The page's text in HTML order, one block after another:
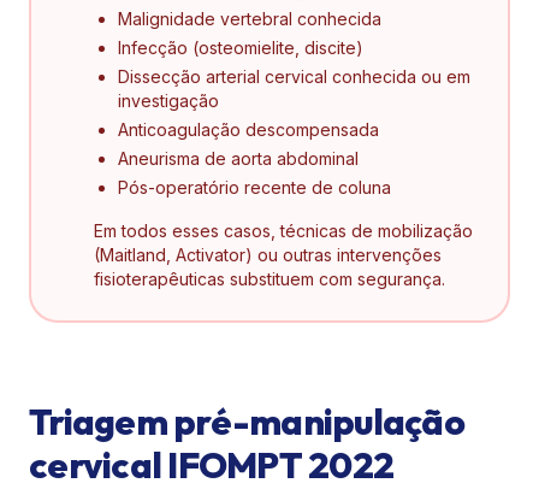
Malignidade vertebral conhecida
Infecção (osteomielite, discite)
Dissecção arterial cervical conhecida ou em
investigação
Anticoagulação descompensada
Aneurisma de aorta abdominal
Pós-operatório recente de coluna
Em todos esses casos, técnicas de mobilização
(Maitland, Activator) ou outras intervenções
fisioterapêuticas substituem com segurança.
Triagem pré-manipulação
cervical IFOMPT 2022